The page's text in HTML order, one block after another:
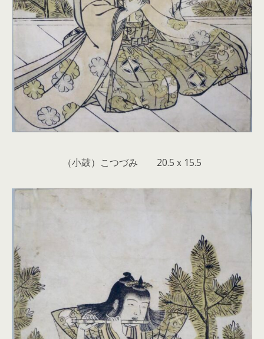
（小鼓）こつづみ 20.5ｘ15.5